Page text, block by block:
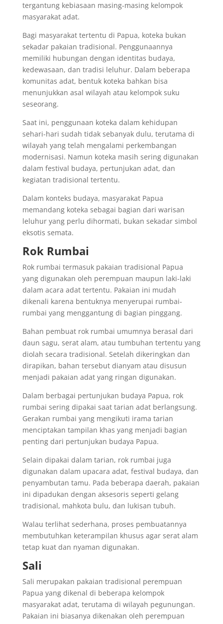
tergantung kebiasaan masing-masing kelompok
masyarakat adat.
Bagi masyarakat tertentu di Papua, koteka bukan
sekadar pakaian tradisional. Penggunaannya
memiliki hubungan dengan identitas budaya,
kedewasaan, dan tradisi leluhur. Dalam beberapa
komunitas adat, bentuk koteka bahkan bisa
menunjukkan asal wilayah atau kelompok suku
seseorang.
Saat ini, penggunaan koteka dalam kehidupan
sehari-hari sudah tidak sebanyak dulu, terutama di
wilayah yang telah mengalami perkembangan
modernisasi. Namun koteka masih sering digunakan
dalam festival budaya, pertunjukan adat, dan
kegiatan tradisional tertentu.
Dalam konteks budaya, masyarakat Papua
memandang koteka sebagai bagian dari warisan
leluhur yang perlu dihormati, bukan sekadar simbol
eksotis semata.
Rok Rumbai
Rok rumbai termasuk pakaian tradisional Papua
yang digunakan oleh perempuan maupun laki-laki
dalam acara adat tertentu. Pakaian ini mudah
dikenali karena bentuknya menyerupai rumbai-
rumbai yang menggantung di bagian pinggang.
Bahan pembuat rok rumbai umumnya berasal dari
daun sagu, serat alam, atau tumbuhan tertentu yang
diolah secara tradisional. Setelah dikeringkan dan
dirapikan, bahan tersebut dianyam atau disusun
menjadi pakaian adat yang ringan digunakan.
Dalam berbagai pertunjukan budaya Papua, rok
rumbai sering dipakai saat tarian adat berlangsung.
Gerakan rumbai yang mengikuti irama tarian
menciptakan tampilan khas yang menjadi bagian
penting dari pertunjukan budaya Papua.
Selain dipakai dalam tarian, rok rumbai juga
digunakan dalam upacara adat, festival budaya, dan
penyambutan tamu. Pada beberapa daerah, pakaian
ini dipadukan dengan aksesoris seperti gelang
tradisional, mahkota bulu, dan lukisan tubuh.
Walau terlihat sederhana, proses pembuatannya
membutuhkan keterampilan khusus agar serat alam
tetap kuat dan nyaman digunakan.
Sali
Sali merupakan pakaian tradisional perempuan
Papua yang dikenal di beberapa kelompok
masyarakat adat, terutama di wilayah pegunungan.
Pakaian ini biasanya dikenakan oleh perempuan